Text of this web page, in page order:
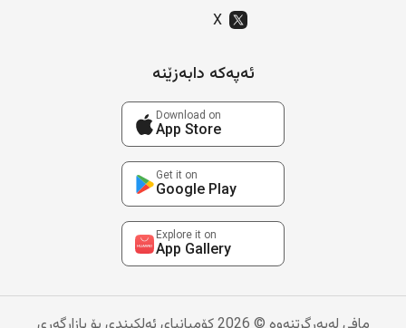
X
ئەپەکە دابەزێنە
Download on
App Store
Get it on
Google Play
Explore it on
App Gallery